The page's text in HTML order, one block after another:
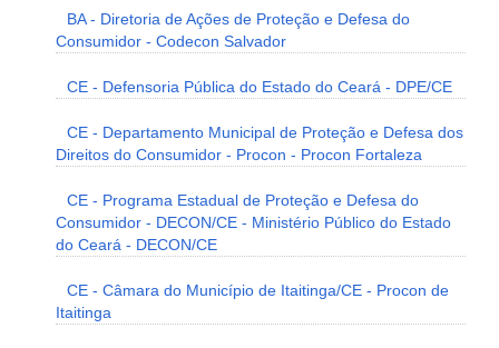
BA - Diretoria de Ações de Proteção e Defesa do
Consumidor - Codecon Salvador
CE - Defensoria Pública do Estado do Ceará - DPE/CE
CE - Departamento Municipal de Proteção e Defesa dos
Direitos do Consumidor - Procon - Procon Fortaleza
CE - Programa Estadual de Proteção e Defesa do
Consumidor - DECON/CE - Ministério Público do Estado
do Ceará - DECON/CE
CE - Câmara do Município de Itaitinga/CE - Procon de
Itaitinga